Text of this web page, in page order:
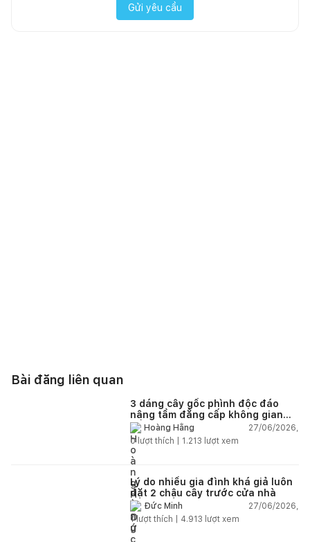
Gửi yêu cầu
Bài đăng liên quan
3 dáng cây gốc phình độc đáo
nâng tầm đẳng cấp không gian
sốngHoàng Hằng
27/06/2026,
0lượt thích | 1.213 lượt xem
Lý do nhiều gia đình khá giả luôn
đặt 2 chậu cây trước cửa nhà
Đức Minh
27/06/2026,
1lượt thích | 4.913 lượt xem